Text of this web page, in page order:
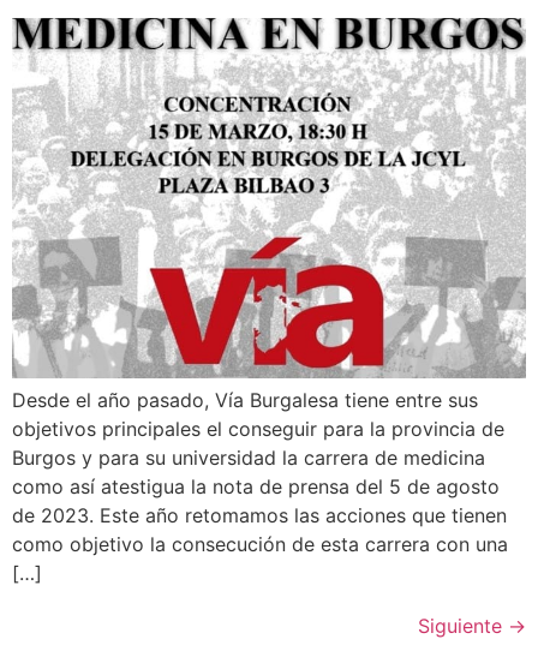
Desde el año pasado, Vía Burgalesa tiene entre sus
objetivos principales el conseguir para la provincia de
Burgos y para su universidad la carrera de medicina
como así atestigua la nota de prensa del 5 de agosto
de 2023. Este año retomamos las acciones que tienen
como objetivo la consecución de esta carrera con una
[…]
Siguiente →